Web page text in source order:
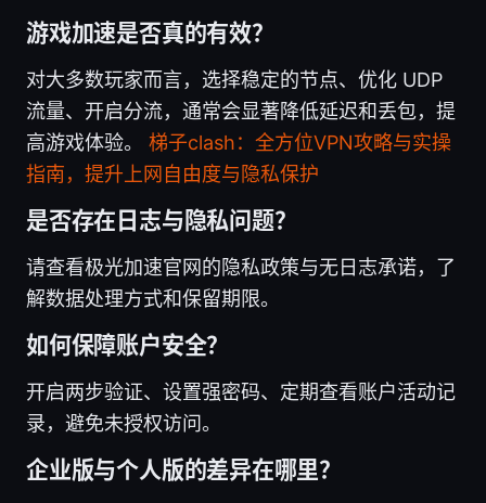
游戏加速是否真的有效？
对大多数玩家而言，选择稳定的节点、优化 UDP
流量、开启分流，通常会显著降低延迟和丢包，提
高游戏体验。 梯子clash：全方位VPN攻略与实操
指南，提升上网自由度与隐私保护
是否存在日志与隐私问题？
请查看极光加速官网的隐私政策与无日志承诺，了
解数据处理方式和保留期限。
如何保障账户安全？
开启两步验证、设置强密码、定期查看账户活动记
录，避免未授权访问。
企业版与个人版的差异在哪里？